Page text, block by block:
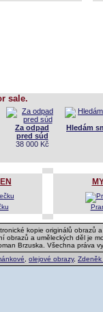
sale.
Za odpad
pred súd
38 000 Kč
Hledám
kopie originálů obrazů
obrazů a uměleckých děl je
Brzuska. Všechna práva
olejové obrazy, Zdeněk